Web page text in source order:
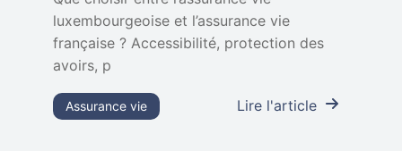
contrat choisir
luxembourgeoise et l’assurance vie
française ? Accessibilité, protection des
avoirs, p
Lire l'article
Assurance vie